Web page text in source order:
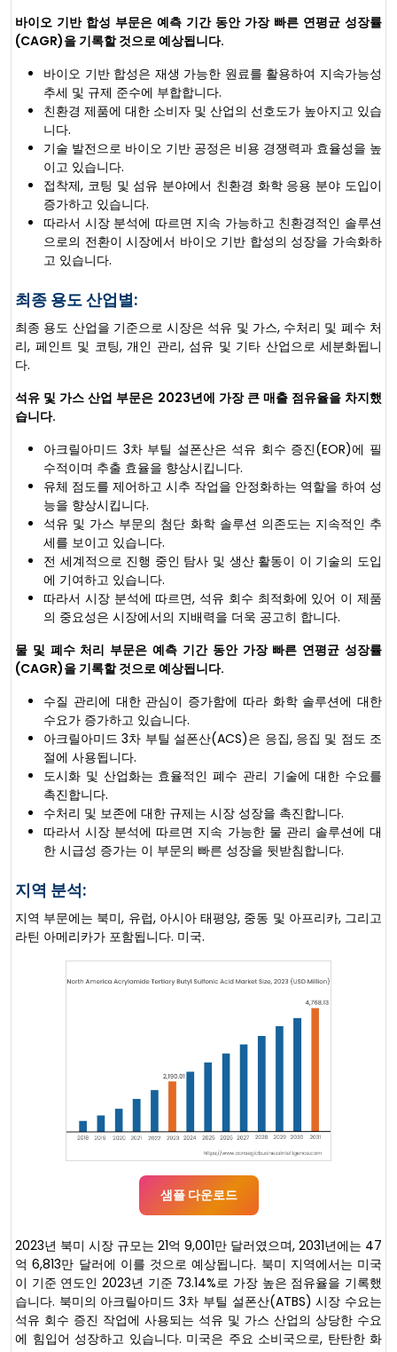
바이오 기반 합성 부문은 예측 기간 동안 가장 빠른 연평균 성장률
(CAGR)을 기록할 것으로 예상됩니다.
바이오 기반 합성은 재생 가능한 원료를 활용하여 지속가능성
추세 및 규제 준수에 부합합니다.
친환경 제품에 대한 소비자 및 산업의 선호도가 높아지고 있습
니다.
기술 발전으로 바이오 기반 공정은 비용 경쟁력과 효율성을 높
이고 있습니다.
접착제, 코팅 및 섬유 분야에서 친환경 화학 응용 분야 도입이
증가하고 있습니다.
따라서 시장 분석에 따르면 지속 가능하고 친환경적인 솔루션
으로의 전환이 시장에서 바이오 기반 합성의 성장을 가속화하
고 있습니다.
최종 용도 산업별:
최종 용도 산업을 기준으로 시장은 석유 및 가스, 수처리 및 폐수 처
리, 페인트 및 코팅, 개인 관리, 섬유 및 기타 산업으로 세분화됩니
다.
석유 및 가스 산업 부문은 2023년에 가장 큰 매출 점유율을 차지했
습니다.
아크릴아미드 3차 부틸 설폰산은 석유 회수 증진(EOR)에 필
수적이며 추출 효율을 향상시킵니다.
유체 점도를 제어하고 시추 작업을 안정화하는 역할을 하여 성
능을 향상시킵니다.
석유 및 가스 부문의 첨단 화학 솔루션 의존도는 지속적인 추
세를 보이고 있습니다.
전 세계적으로 진행 중인 탐사 및 생산 활동이 이 기술의 도입
에 기여하고 있습니다.
따라서 시장 분석에 따르면, 석유 회수 최적화에 있어 이 제품
의 중요성은 시장에서의 지배력을 더욱 공고히 합니다.
물 및 폐수 처리 부문은 예측 기간 동안 가장 빠른 연평균 성장률
(CAGR)을 기록할 것으로 예상됩니다.
수질 관리에 대한 관심이 증가함에 따라 화학 솔루션에 대한
수요가 증가하고 있습니다.
아크릴아미드 3차 부틸 설폰산(ACS)은 응집, 응집 및 점도 조
절에 사용됩니다.
도시화 및 산업화는 효율적인 폐수 관리 기술에 대한 수요를
촉진합니다.
수처리 및 보존에 대한 규제는 시장 성장을 촉진합니다.
따라서 시장 분석에 따르면 지속 가능한 물 관리 솔루션에 대
한 시급성 증가는 이 부문의 빠른 성장을 뒷받침합니다.
지역 분석:
지역 부문에는 북미, 유럽, 아시아 태평양, 중동 및 아프리카, 그리고
라틴 아메리카가 포함됩니다. 미국.
샘플 다운로드
2023년 북미 시장 규모는 21억 9,001만 달러였으며, 2031년에는 47
억 6,813만 달러에 이를 것으로 예상됩니다. 북미 지역에서는 미국
이 기준 연도인 2023년 기준 73.14%로 가장 높은 점유율을 기록했
습니다. 북미의 아크릴아미드 3차 부틸 설폰산(ATBS) 시장 수요는
석유 회수 증진 작업에 사용되는 석유 및 가스 산업의 상당한 수요
에 힘입어 성장하고 있습니다. 미국은 주요 소비국으로, 탄탄한 화